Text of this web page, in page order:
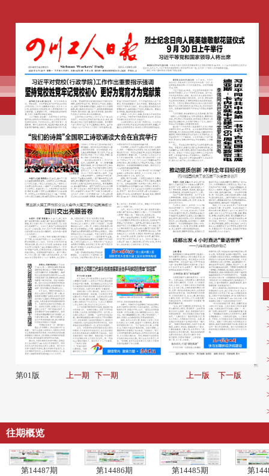
第01版 上一期 下一期 上一版 下一版
往期概览
第14487期
第14486期
第14485期
第